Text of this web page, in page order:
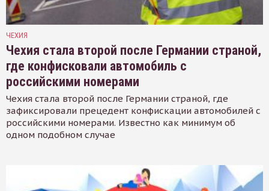
ЧЕХИЯ
Чехия стала второй после Германии страной,
где конфисковали автомобиль с
российскими номерами
Чехия стала второй после Германии страной, где
зафиксировали прецедент конфискации автомобилей с
российскими номерами. Известно как минимум об
одном подобном случае